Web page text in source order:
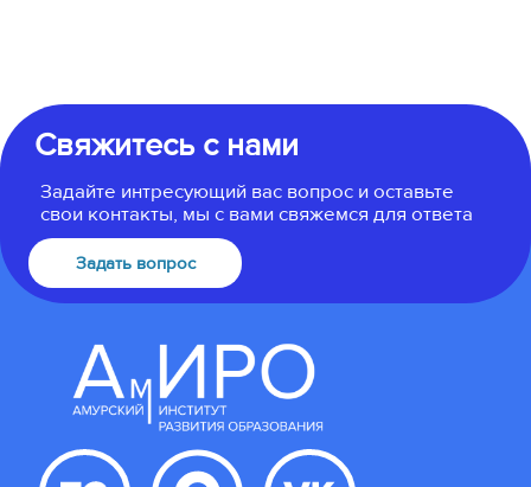
Свяжитесь с нами
Задайте интресующий вас вопрос и оставьте
свои контакты, мы с вами свяжемся для ответа
Задать вопрос